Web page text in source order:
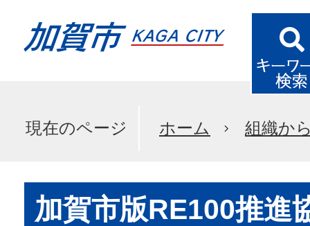
現在のページ ホーム 組織か
加賀市版RE100推進